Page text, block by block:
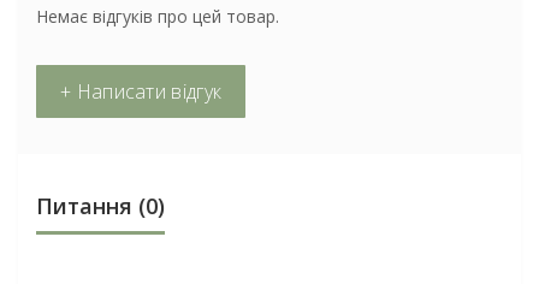
Немає відгуків про цей товар.
+ Написати відгук
Питання (0)